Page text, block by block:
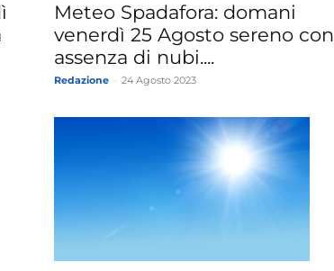
Meteo Spadafora: domani
venerdì 25 Agosto sereno con
assenza di nubi....
Redazione 24 Agosto 2023